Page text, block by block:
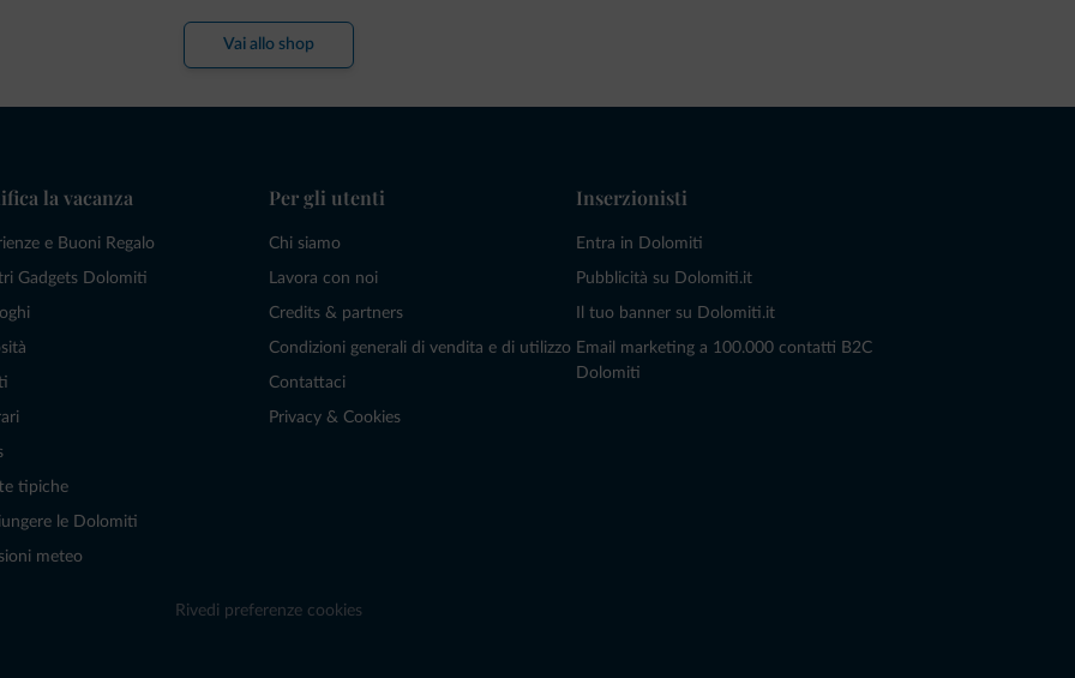
Vai allo shop
la vacanza
e Buoni Regalo
Gadgets Dolomiti
tipiche
le Dolomiti
meteo
Per gli utenti
Chi siamo
Lavora con noi
Credits & partners
Condizioni generali di vendita e di utilizzo
Contattaci
Privacy & Cookies
Inserzionisti
Entra in Dolomiti
Pubblicità su Dolomiti.it
Il tuo banner su Dolomiti.it
Email marketing a 100.000 contatti B2C
Dolomiti
Rivedi preferenze cookies